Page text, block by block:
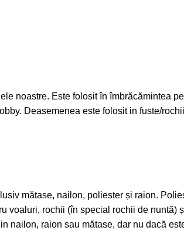
noastre. Este folosit în îmbrăcămintea
Deasemenea este folosit in fuste/
mătase, nailon, poliester și raion.
voaluri, rochii (în special rochii de nuntă)
nailon, raion sau mătase, dar nu dacă